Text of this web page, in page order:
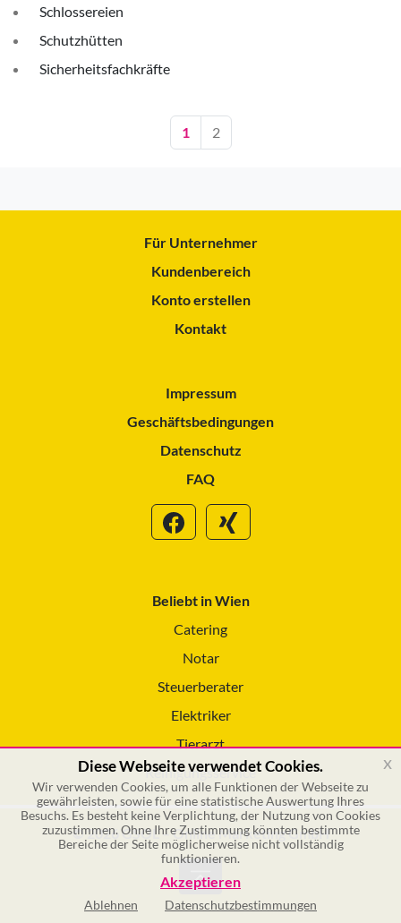
Schlossereien
Schutzhütten
Sicherheitsfachkräfte
1 2
Für Unternehmer
Kundenbereich
Konto erstellen
Kontakt
Impressum
Geschäftsbedingungen
Datenschutz
FAQ
Beliebt in Wien
Catering
Notar
Steuerberater
Elektriker
Tierarzt
Reinigungsservice
© 2026 GSOL – Online Marketing GmbH
Diese Webseite verwendet Cookies.
Wir verwenden Cookies, um alle Funktionen der Webseite zu
gewährleisten, sowie für eine statistische Auswertung Ihres
Besuchs. Es besteht keine Verplichtung, der Nutzung von Cookies
zuzustimmen. Ohne Ihre Zustimmung könnten bestimmte
Bereiche der Seite möglicherweise nicht vollständig
funktionieren.
Akzeptieren
Ablehnen Datenschutzbestimmungen
x